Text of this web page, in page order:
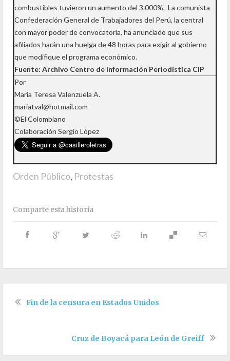
combustibles tuvieron un aumento del 3.000%. La comunista
Confederación General de Trabajadores del Perú, la central
con mayor poder de convocatoria, ha anunciado que sus
afiliados harán una huelga de 48 horas para exigir al gobierno
que modifique el programa económico.
Fuente: Archivo Centro de Información Periodística CIP
Por
María Teresa Valenzuela A.
mariatval@hotmail.com
©El Colombiano
Colaboración Sergio López
Orden Público, Protestas
Comparte esta historia
Fin de la censura en Estados Unidos
Cruz de Boyacá para León de Greiff